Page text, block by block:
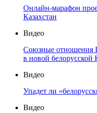
Онлайн-марафон
Казахстан
Видео
Союзные отношения
в новой белорусской
Видео
Упадет ли
Видео